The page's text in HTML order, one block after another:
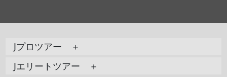
Jプロツアー ＋
Jエリートツアー ＋